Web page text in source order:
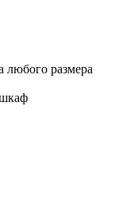
любого размера